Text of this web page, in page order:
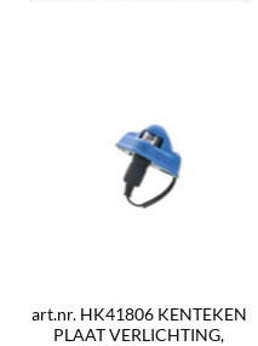
art.nr. HK41806 KENTEKEN
PLAAT VERLICHTING,